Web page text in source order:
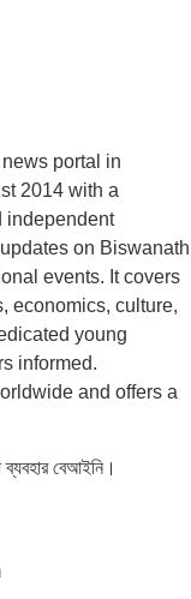
portal in
2014 with a
independent
on Biswanath
events. It covers
economics, culture,
young
informed.
and offers a
বেআইনি।